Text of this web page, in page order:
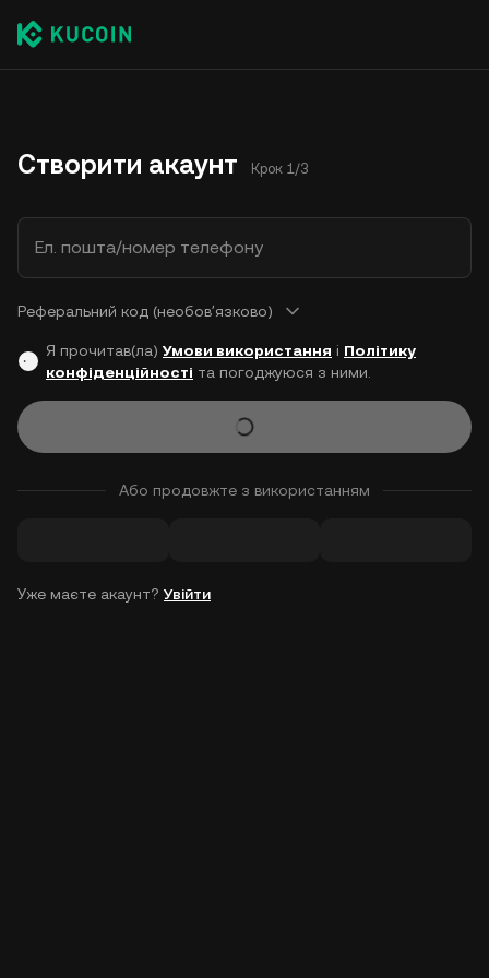
Створити акаунт Крок 1/3
Ел. пошта/номер телефону
Реферальний код (необовʼязково)
Я прочитав(ла) Умови використання і Політику
конфіденційності та погоджуюся з ними.
Або продовжте з використанням
Уже маєте акаунт? Увійти